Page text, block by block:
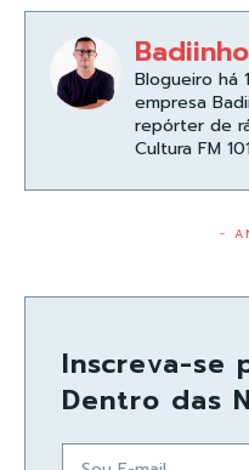
Blogueiro há
empresa
repórter de
Cultura FM
-
Inscreva-se
Dentro das